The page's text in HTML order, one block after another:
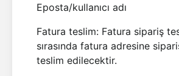
Eposta/kullanıcı adı
Fatura teslim: Fatura sipariş
sırasında fatura adresine
teslim edilecektir.